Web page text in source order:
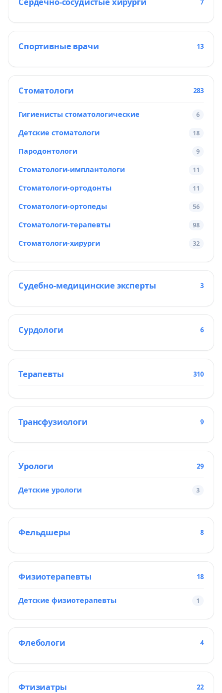
Спортивные врачи 13
Стоматологи 283
Гигиенисты стоматологические 6
Детские стоматологи 18
Пародонтологи 9
Стоматологи-имплантологи 11
Стоматологи-ортодонты 11
Стоматологи-ортопеды 56
Стоматологи-терапевты 98
Стоматологи-хирурги 32
Судебно-медицинские эксперты 3
Сурдологи 6
Терапевты 310
Трансфузиологи 9
Урологи 29
Детские урологи 3
Фельдшеры 8
Физиотерапевты 18
Детские физиотерапевты 1
Флебологи 4
Фтизиатры 22